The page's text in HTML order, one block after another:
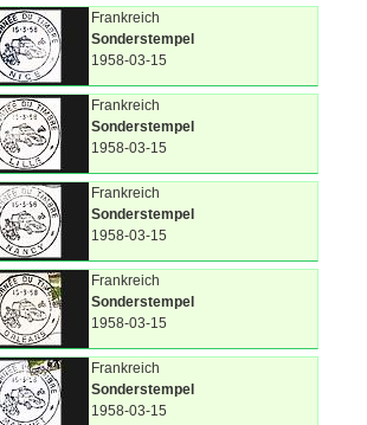
Frankreich
Sonderstempel
1958-03-15
Frankreich
Sonderstempel
1958-03-15
Frankreich
Sonderstempel
1958-03-15
Frankreich
Sonderstempel
1958-03-15
Frankreich
Sonderstempel
1958-03-15